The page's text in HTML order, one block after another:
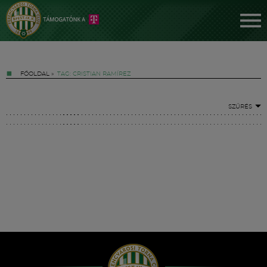
FŐOLDAL » TAG: CRISTIAN RAMÍREZ
SZŰRÉS
Hírek